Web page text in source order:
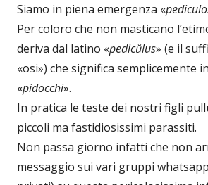
Siamo in piena emergenza «
Per coloro che non masticano
deriva dal latino «pedicŭlus» (e il
«osi») che significa semplicemente
«pidocchi».
In pratica le teste dei nostri figli
piccoli ma fastidiosissimi parassiti.
Non passa giorno infatti che non
messaggio sui vari gruppi